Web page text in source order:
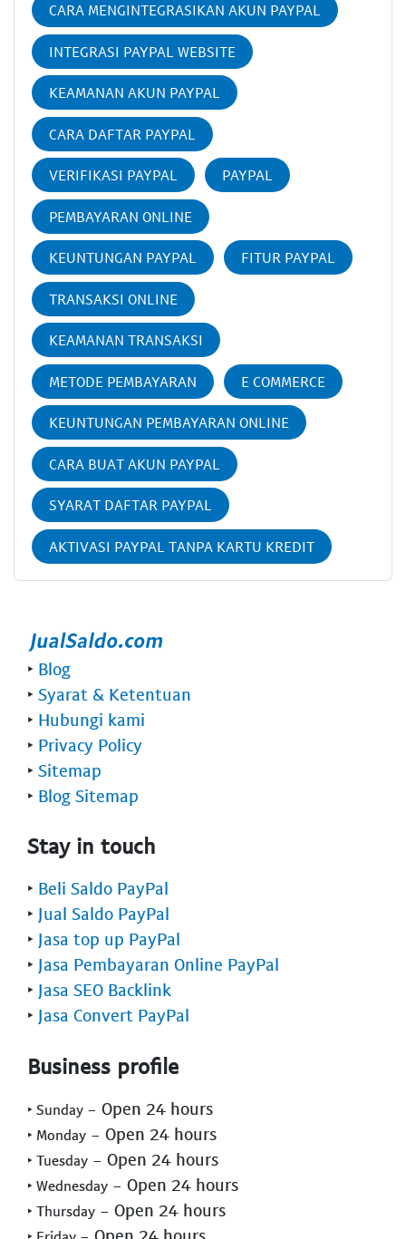
CARA MENGINTEGRASIKAN AKUN PAYPAL
INTEGRASI PAYPAL WEBSITE
KEAMANAN AKUN PAYPAL
CARA DAFTAR PAYPAL
VERIFIKASI PAYPAL PAYPAL
PEMBAYARAN ONLINE
KEUNTUNGAN PAYPAL FITUR PAYPAL
TRANSAKSI ONLINE
KEAMANAN TRANSAKSI
METODE PEMBAYARAN E COMMERCE
KEUNTUNGAN PEMBAYARAN ONLINE
CARA BUAT AKUN PAYPAL
SYARAT DAFTAR PAYPAL
AKTIVASI PAYPAL TANPA KARTU KREDIT
‣ Blog
‣ Syarat & Ketentuan
‣ Hubungi kami
‣ Privacy Policy
‣ Sitemap
‣ Blog Sitemap
Stay in touch
‣ Beli Saldo PayPal
‣ Jual Saldo PayPal
‣ Jasa top up PayPal
‣ Jasa Pembayaran Online PayPal
‣ Jasa SEO Backlink
‣ Jasa Convert PayPal
Business profile
‣ Sunday - Open 24 hours
‣ Monday - Open 24 hours
‣ Tuesday - Open 24 hours
‣ Wednesday - Open 24 hours
‣ Thursday - Open 24 hours
- Open 24 hours